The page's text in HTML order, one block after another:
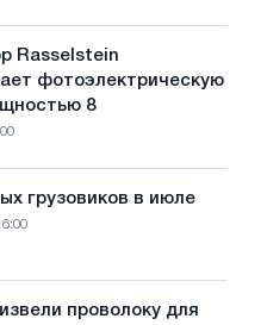
Rasselstein
фотоэлектрическую
8
грузовиков в июле
проволоку для